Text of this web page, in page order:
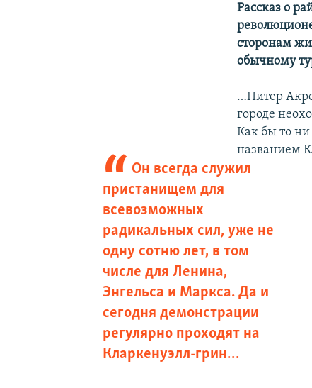
Рассказ о
сторонам
обычному
…Питер
городе
Как бы то ни
названием
Он всегда служил
пристанищем для
всевозможных
радикальных сил, уже не
одну сотню лет, в том
числе для Ленина,
Энгельса и Маркса. Да и
сегодня демонстрации
регулярно проходят на
Кларкенуэлл-грин…